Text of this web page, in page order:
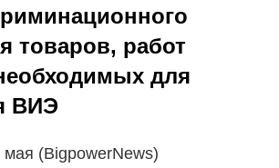
товаров, работ
для
ВИЭ
(BigpowerNews)